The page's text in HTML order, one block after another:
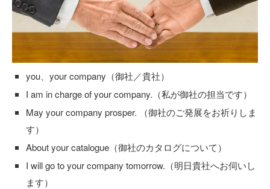
you、your company（御社／貴社）
I am in charge of your company.（私が御社の担当です）
May your company prosper. （御社のご発展をお祈りしま
す）
About your catalogue（御社のカタログについて）
I will go to your company tomorrow.（明日貴社へお伺いし
ます）